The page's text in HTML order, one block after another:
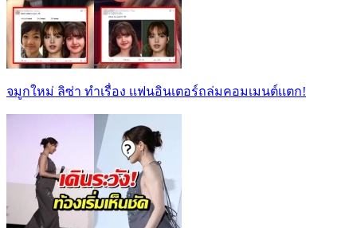
จมูกใหม่ ลิซ่า ทำเรื่อง เเฟนอินเตอร์ถล่มคอมเมนต์เเตก!